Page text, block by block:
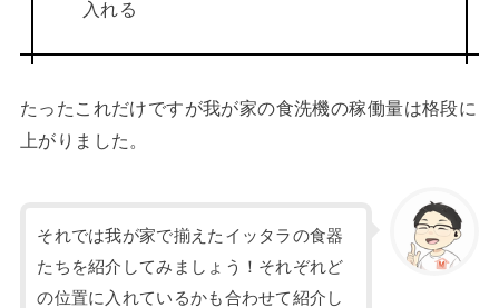
入れる
たったこれだけですが我が家の食洗機の稼働量は格段に
上がりました。
それでは我が家で揃えたイッタラの食器
たちを紹介してみましょう！それぞれど
の位置に入れているかも合わせて紹介し